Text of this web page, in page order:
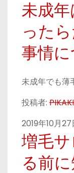
未成
った
事情
未成年でも薄
投稿者:
2019年10月27
増毛
る前